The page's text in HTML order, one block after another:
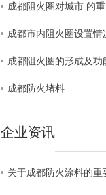
成都防火堵料
企业资讯
关于成都防火涂料的重